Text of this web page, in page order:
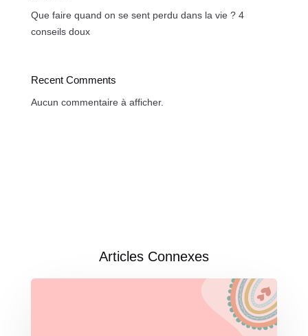
Que faire quand on se sent perdu dans la vie ? 4
conseils doux
Recent Comments
Aucun commentaire à afficher.
Articles Connexes